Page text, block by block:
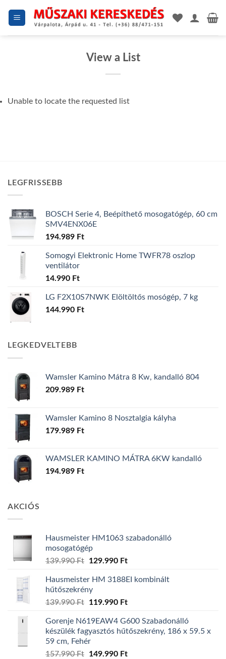
View a List
Unable to locate the requested list
LEGFRISSEBB
BOSCH Serie 4, Beépíthető mosogatógép, 60 cm
SMV4ENX06E
194.989 Ft
Somogyi Elektronic Home TWFR78 oszlop
ventilátor
14.990 Ft
LG F2X10S7NWK Elöltöltős mosógép, 7 kg
144.990 Ft
LEGKEDVELTEBB
Wamsler Kamino Mátra 8 Kw, kandalló 804
209.989 Ft
Wamsler Kamino 8 Nosztalgia kályha
179.989 Ft
WAMSLER KAMINO MÁTRA 6KW kandalló
194.989 Ft
AKCIÓS
Hausmeister HM1063 szabadonálló
mosogatógép
139.990Ft
Original
was:
139.990 Ft.
129.990 FtCurrent
is:
Hausmeister HM 3188EI kombinált
hűtőszekrény
139.990Ft
Original
was:
139.990 Ft.
119.990 FtCurrent
is:
119.990 Ft.
Gorenje N619EAW4 G600 Szabadonálló
készülék fagyasztós hűtőszekrény, 186 x 59.5 x
59 cm, Fehér
157.990Ft
Original
149.990 FtCurrent